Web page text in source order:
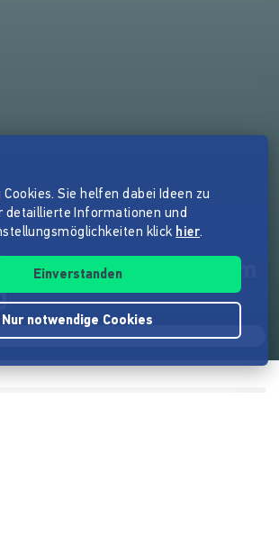
- Film
Sie helfen dabei Ideen zu
detaillierte Informationen und
klick hier.
Einverstanden
Nur notwendige Cookies